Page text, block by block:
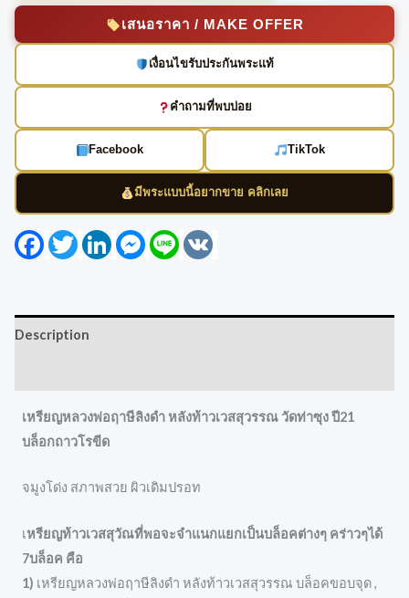
เสนอราคา / MAKE OFFER
เงื่อนไขรับประกันพระแท้
คำถามที่พบบ่อย
Facebook TikTok
มีพระแบบนี้อยากขาย คลิกเลย
FacebookTwitterLinkedInMessenger
Line
Description
เหรียญหลวงพ่อฤาษีลิงดำ หลังท้าวเวสสุวรรณ วัดท่าซุง ปี21
บล็อกถาวโรขีด
จมูงโด่ง สภาพสวย ผิวเดิมปรอท
เหรียญท้าวเวสสุวัณที่พอจะจำแนกแยกเป็นบล็อคต่างๆ คร่าวๆได้
7บล็อค คือ
1) เหรียญหลวงพ่อฤาษีลิงดำ หลังท้าวเวสสุวรรณ บล็อคขอบจุด ,